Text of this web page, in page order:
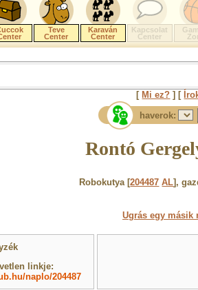
Teve
Center
Karaván
Center
Kapcsolat
Center
[ Mi ez? ] [
haverok:
Rontó
Robokutya [204487 AL],
Ugrás egy másik
linkje:
naplo/204487